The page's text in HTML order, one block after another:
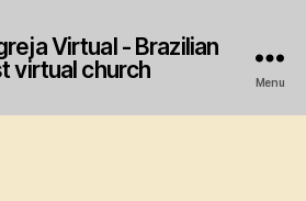
Virtual - Brazilian
virtual church
Menu